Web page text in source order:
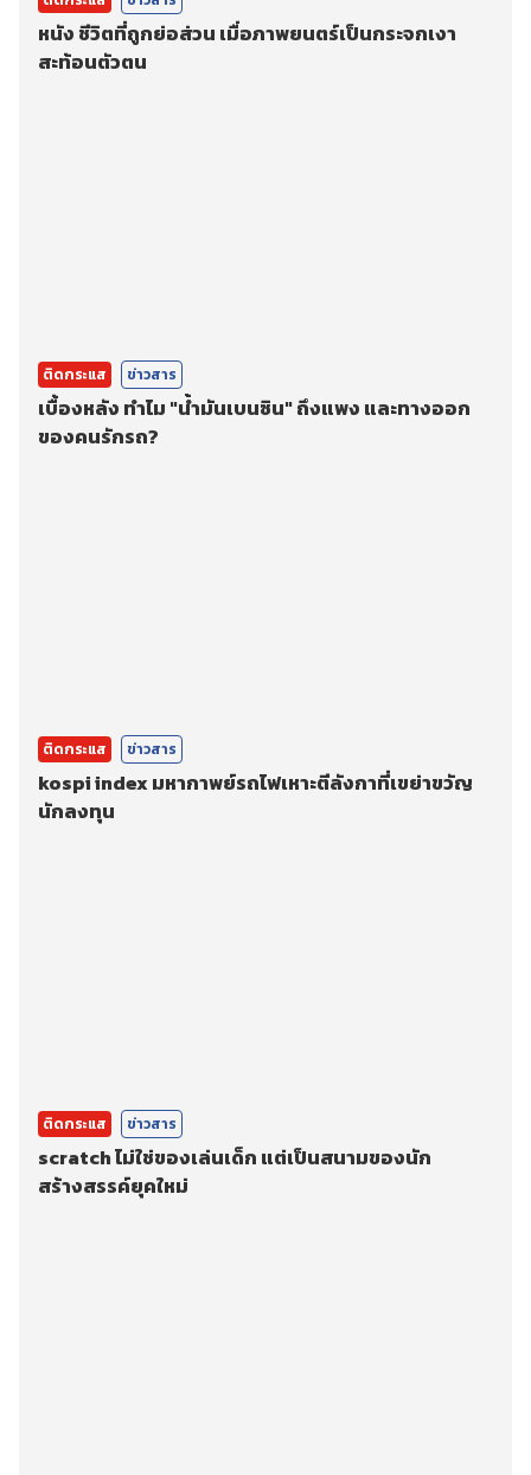
หนัง ชีวิตที่ถูกย่อส่วน เมื่อภาพยนตร์เป็นกระจกเงา
สะท้อนตัวตน
ติดกระแส ข่าวสาร
เบื้องหลัง ทำไม "น้ำมันเบนซิน" ถึงแพง และทางออก
ของคนรักรถ?
ติดกระแส ข่าวสาร
kospi index มหากาพย์รถไฟเหาะตีลังกาที่เขย่าขวัญ
นักลงทุน
ติดกระแส ข่าวสาร
scratch ไม่ใช่ของเล่นเด็ก แต่เป็นสนามของนัก
สร้างสรรค์ยุคใหม่